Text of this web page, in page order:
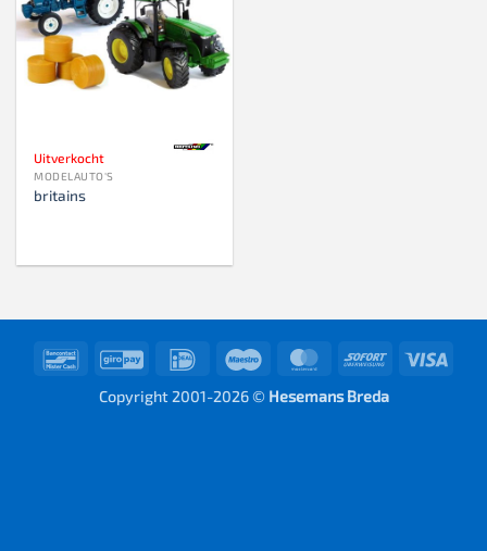
Uitverkocht
MODELAUTO'S
britains
BancontactGiroPay IDeal Maestro MasterCardSofort
Copyright 2001-2026 © Hesemans Breda